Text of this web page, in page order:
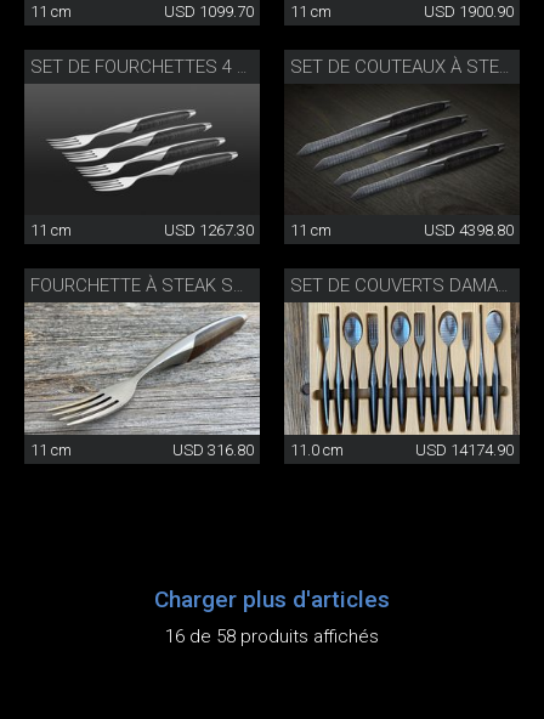
11 cm USD 1099.70 11 cm USD 1900.90
11 cm USD 1267.30 11 cm USD 4398.80
FOURCHETTE À STEAK SUISSE NOYER
11 cm USD 316.80
SET DE COUVERTS DAMAS 4 PIÈCES
11.0 cm USD 14174.90
Charger plus d'articles
16 de 58 produits affichés